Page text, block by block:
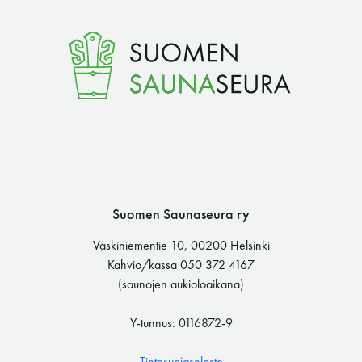
Tietosuojaseloste
Suomen Saunaseura vaalii perinteisiä, kohteliaita
saunomistapoja, joiden perustana on toisten
saunarauhan kunnioittaminen. Seura vaalii
saunaa ja edistämään sitä koskevaa tutkimusta.
Suomen Saunaseura ry
Vaskiniementie 10, 00200 Helsinki
Kahvio/kassa 050 372 4167
(saunojen aukioloaikana)
Y-tunnus: 0116872-9